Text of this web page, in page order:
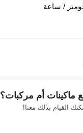
ماكينات أم مركبات؟
القيام بذلك معنا!